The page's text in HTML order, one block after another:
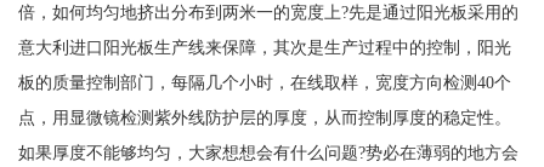
倍，如何均匀地挤出分布到两米一的宽度上?先是通过阳光板采用的
意大利进口阳光板生产线来保障，其次是生产过程中的控制，阳光
板的质量控制部门，每隔几个小时，在线取样，宽度方向检测40个
点，用显微镜检测紫外线防护层的厚度，从而控制厚度的稳定性。
如果厚度不能够均匀，大家想想会有什么问题?势必在薄弱的地方会